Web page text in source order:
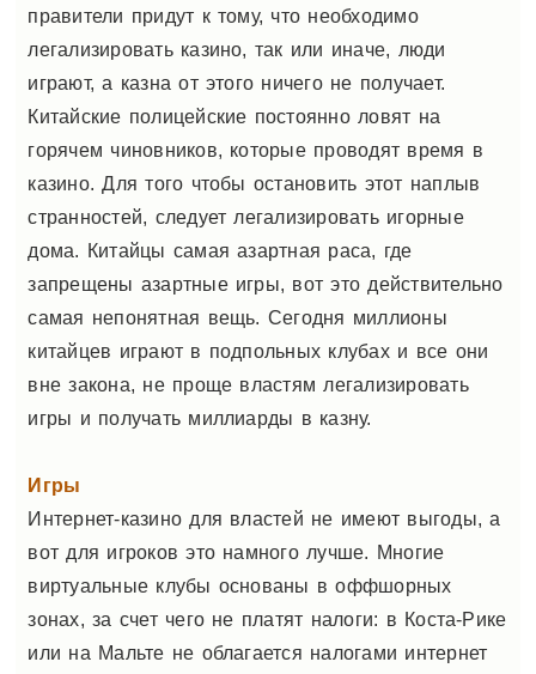
правители придут к тому, что необходимо
легализировать казино, так или иначе, люди
играют, а казна от этого ничего не получает.
Китайские полицейские постоянно ловят на
горячем чиновников, которые проводят время в
казино. Для того чтобы остановить этот наплыв
странностей, следует легализировать игорные
дома. Китайцы самая азартная раса, где
запрещены азартные игры, вот это действительно
самая непонятная вещь. Сегодня миллионы
китайцев играют в подпольных клубах и все они
вне закона, не проще властям легализировать
игры и получать миллиарды в казну.
Игры
Интернет-казино для властей не имеют выгоды, а
вот для игроков это намного лучше. Многие
виртуальные клубы основаны в оффшорных
зонах, за счет чего не платят налоги: в Коста-Рике
или на Мальте не облагается налогами интернет